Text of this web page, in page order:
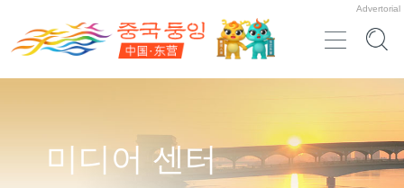
Advertorial
미디어 센터